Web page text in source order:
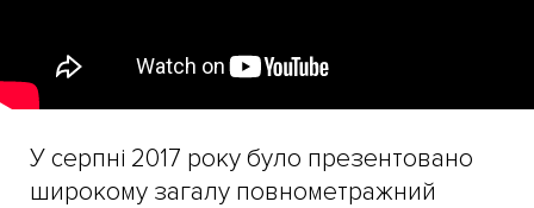
У серпні 2017 року було презентовано
широкому загалу повнометражний